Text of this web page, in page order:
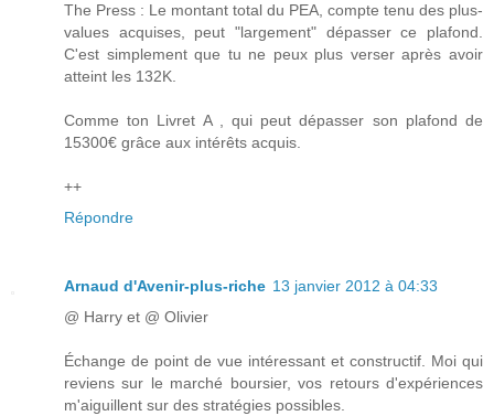
The Press : Le montant total du PEA, compte tenu des plus-
values acquises, peut "largement" dépasser ce plafond.
C'est simplement que tu ne peux plus verser après avoir
atteint les 132K.
Comme ton Livret A , qui peut dépasser son plafond de
15300€ grâce aux intérêts acquis.
++
Répondre
Arnaud d'Avenir-plus-riche 13 janvier 2012 à 04:33
@ Harry et @ Olivier
Échange de point de vue intéressant et constructif. Moi qui
reviens sur le marché boursier, vos retours d'expériences
m'aiguillent sur des stratégies possibles.